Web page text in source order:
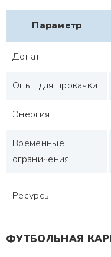
Параметр
Донат
Опыт для прокачки
Энергия
Временные
ограничения
Ресурсы
ФУТБОЛЬНАЯ